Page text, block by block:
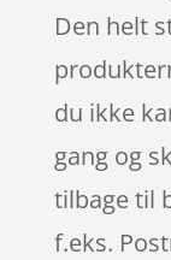
Den helt
du ikke
gang og
tilbage til
f.eks.